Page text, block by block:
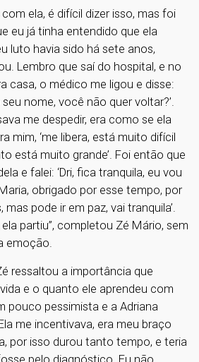
ela, é difícil dizer isso, mas foi
eu já tinha entendido que ela
luto havia sido há sete anos,
Lembro que saí do hospital, e no
casa, o médico me ligou e disse:
nome, você não quer voltar?’.
me despedir, era como se ela
mim, ‘me libera, está muito difícil
está muito grande’. Foi então que
e falei: ‘Dri, fica tranquila, eu vou
obrigado por esse tempo, por
pode ir em paz, vai tranquila’.
partiu”, completou Zé Mário, sem
emoção.
ressaltou a importância que
e o quanto ele aprendeu com
pouco pessimista e a Adriana
me incentivava, era meu braço
por isso durou tanto tempo, e teria
pelo diagnóstico. Eu não